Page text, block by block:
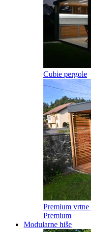
Cubie pergole
Premium
Premium
Modularne hiše